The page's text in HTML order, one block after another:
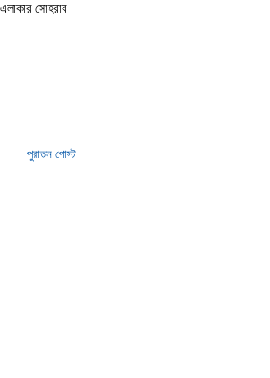
সোহরাব
পুরাতন পোস্ট